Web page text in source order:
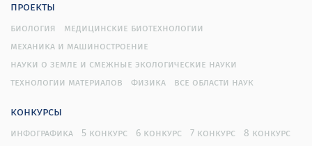
проекты
биология
медицинские биотехнологии
механика и машиностроение
науки о земле и смежные экологические науки
технологии материалов
физика все области наук
конкурсы
инфографика 5 конкурс 6 конкурс 7 конкурс
8 конкурс